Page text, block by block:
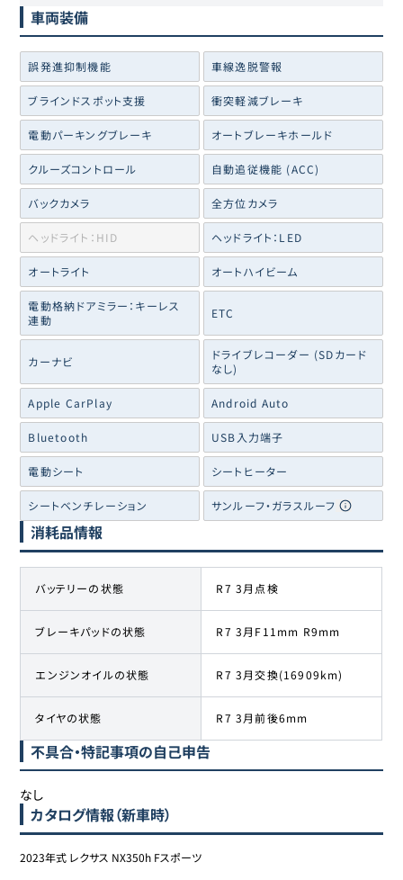
車両装備
誤発進抑制機能 車線逸脱警報
ブラインドスポット支援 衝突軽減ブレーキ
電動パーキングブレーキ オートブレーキホールド
クルーズコントロール 自動追従機能 (ACC)
バックカメラ 全方位カメラ
ヘッドライト：HID ヘッドライト：LED
オートライト オートハイビーム
電動格納ドアミラー：キーレス
連動
ETC
カーナビ
ドライブレコーダー (SDカード
なし)
Apple CarPlay Android Auto
Bluetooth USB入力端子
電動シート シートヒーター
シートベンチレーション サンルーフ・ガラスルーフ
消耗品情報
バッテリーの状態 R7 3月点検
ブレーキパッドの状態 R7 3月F11mm R9mm
エンジンオイルの状態 R7 3月交換(16909km)
タイヤの状態 R7 3月前後6mm
不具合・特記事項の自己申告
なし
カタログ情報（新車時）
2023年式 レクサス NX350h Fスポーツ